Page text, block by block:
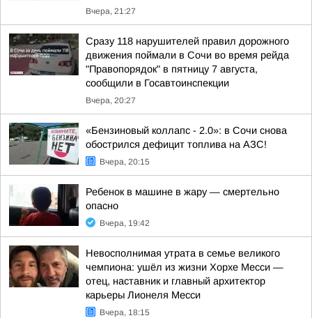
Вчера, 21:27
Сразу 118 нарушителей правил дорожного
движения поймали в Сочи во время рейда
"Правопорядок" в пятницу 7 августа,
сообщили в Госавтоинспекции
Вчера, 20:27
«Бензиновый коллапс - 2.0»: в Сочи снова
обострился дефицит топлива на АЗС!
Вчера, 20:15
Ребенок в машине в жару — смертельно
опасно
Вчера, 19:42
Невосполнимая утрата в семье великого
чемпиона: ушёл из жизни Хорхе Месси —
отец, наставник и главный архитектор
карьеры Лионеля Месси
Вчера, 18:15